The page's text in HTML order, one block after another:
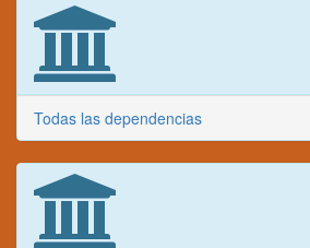
Todas las dependencias